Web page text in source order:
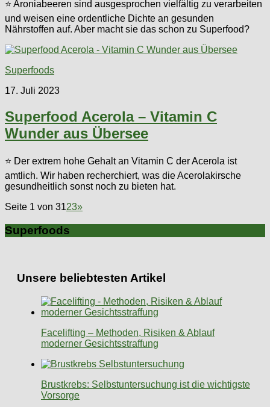
⭐ Aroniabeeren sind ausgesprochen vielfältig zu verarbeiten
und weisen eine ordentliche Dichte an gesunden
Nährstoffen auf. Aber macht sie das schon zu Superfood?
Superfoods
17. Juli 2023
Superfood Acerola – Vitamin C
Wunder aus Übersee
⭐ Der extrem hohe Gehalt an Vitamin C der Acerola ist
amtlich. Wir haben recherchiert, was die Acerolakirsche
gesundheitlich sonst noch zu bieten hat.
Seite 1 von 3123»
Superfoods
Unsere beliebtesten Artikel
Facelifting – Methoden, Risiken & Ablauf
moderner Gesichtsstraffung
Brustkrebs: Selbstuntersuchung ist die wichtigste
Vorsorge